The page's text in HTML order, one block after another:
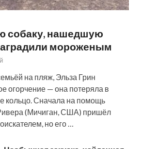
собаку, нашедшую
мороженым
на пляж, Эльза Грин
огорчение — она потеряла в
кольцо. Сначала на помощь
(Мичиган, США) пришёл
но его …